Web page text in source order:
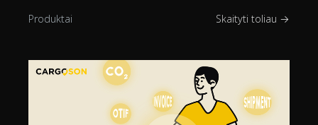
Produktai Skaityti toliau →